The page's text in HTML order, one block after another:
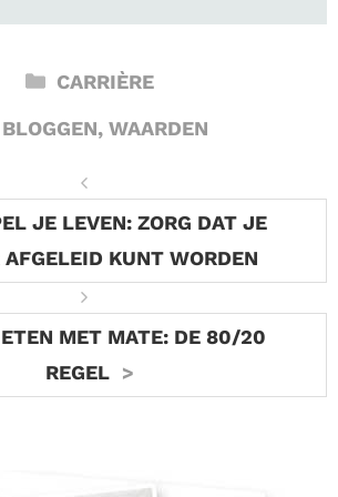
CATEGORIEËN
CARRIÈRE
TAGS
BLOGGEN,WAARDEN
JE LEVEN: ZORG DAT JE
KUNT WORDEN
MET MATE: DE 80/20
REGEL